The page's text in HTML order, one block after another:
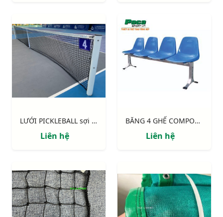
LƯỚI PICKLEBALL sợi 3mm không gút cao cấp
Liên hệ
BĂNG 4 GHẾ COMPOSITE
Liên hệ